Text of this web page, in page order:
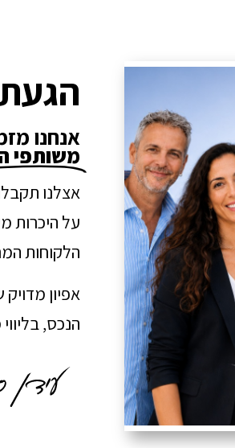
אנחנו
משותפי
אצלנו
על היכרות
הלקוחות
אפיון
הנכס,